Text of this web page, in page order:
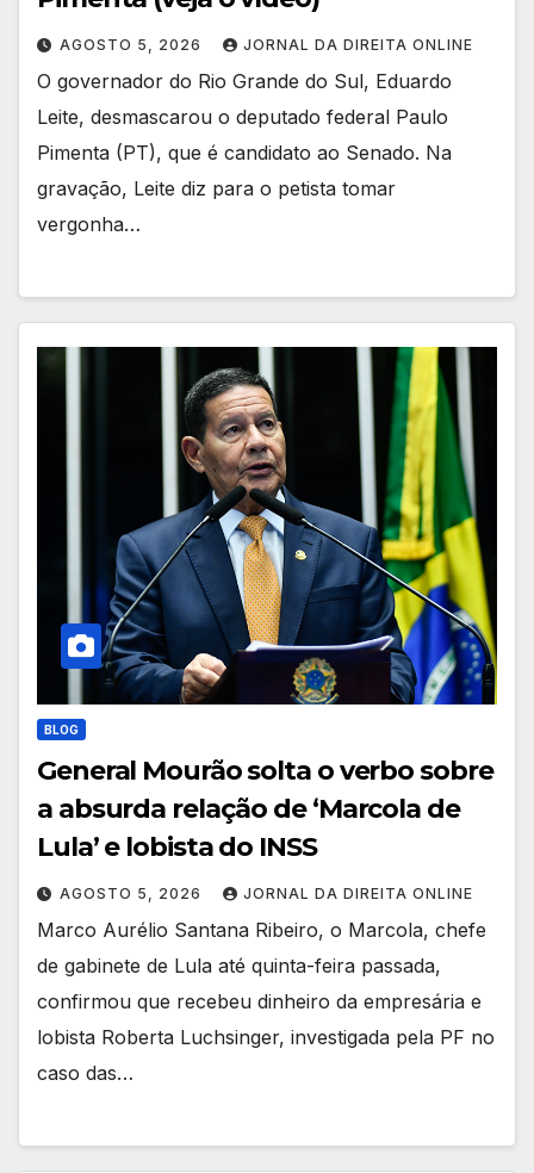
AGOSTO 5, 2026 JORNAL DA DIREITA ONLINE
O governador do Rio Grande do Sul, Eduardo
Leite, desmascarou o deputado federal Paulo
Pimenta (PT), que é candidato ao Senado. Na
gravação, Leite diz para o petista tomar
vergonha…
BLOG
General Mourão solta o verbo sobre
a absurda relação de ‘Marcola de
Lula’ e lobista do INSS
AGOSTO 5, 2026 JORNAL DA DIREITA ONLINE
Marco Aurélio Santana Ribeiro, o Marcola, chefe
de gabinete de Lula até quinta-feira passada,
confirmou que recebeu dinheiro da empresária e
lobista Roberta Luchsinger, investigada pela PF no
caso das…